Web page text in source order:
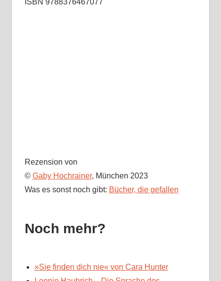
ISBN 9788376467077
Rezension von
© Gaby Hochrainer, München 2023
Was es sonst noch gibt: Bücher, die gefallen
Noch mehr?
»Sie finden dich nie« von Cara Hunter